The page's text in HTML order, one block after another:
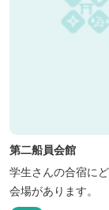
第二船員会館
学生さんの合宿に
会場があります。